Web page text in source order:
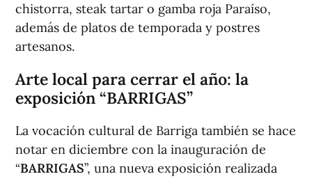
chistorra, steak tartar o gamba roja Paraíso,
además de platos de temporada y postres
artesanos.
Arte local para cerrar el año: la
exposición “BARRIGAS”
La vocación cultural de Barriga también se hace
notar en diciembre con la inauguración de
“BARRIGAS”, una nueva exposición realizada